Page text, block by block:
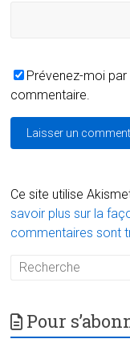
Prévenez-moi
commentaire.
Ce site utilise
savoir plus sur la
commentaires sont
Pour